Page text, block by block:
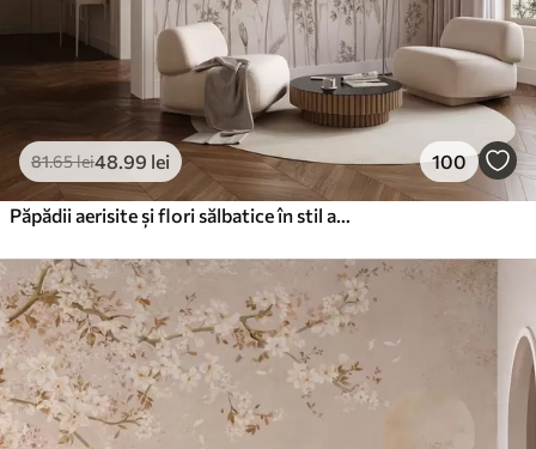
81.65lei48 .99 lei 100